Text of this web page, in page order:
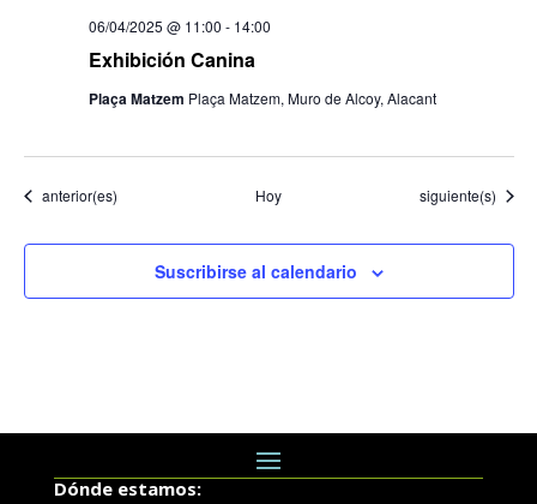
Exhibición Canina
06/04/2025 @ 11:00 - 14:00
Plaça Matzem Plaça Matzem, Muro de Alcoy, Alacant
Eventos
anterior(es) Hoy Eventos
siguiente(s)
Suscribirse al calendario
Dónde estamos: